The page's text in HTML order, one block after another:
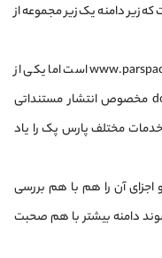
زیر دامنه یک زیر مجموعه از
به‌عنوان مثال، دامین اصلی پارس پک، www.parspack.com است اما یکی از
زیردامنه‌های آن با آدرس docs.parspack.com مخصوص انتشار مستنداتی
مختلف پارس پک را یاد
آن را هم با هم بررسی
دامنه بیشتر با هم صحبت